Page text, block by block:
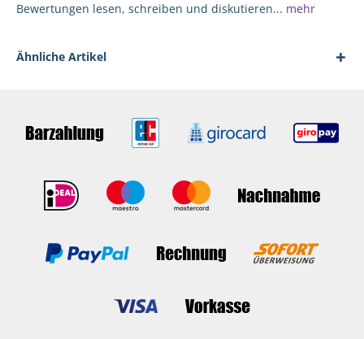
Bewertungen lesen, schreiben und diskutieren... mehr
Ähnliche Artikel